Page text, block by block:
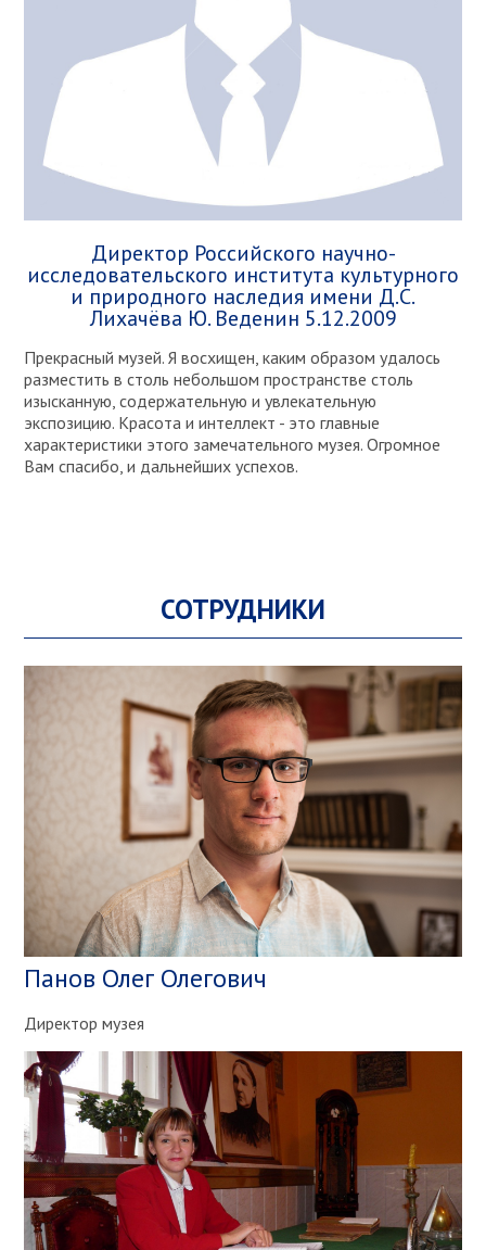
Директор Российского научно-
исследовательского института культурного
и природного наследия имени Д.С.
Лихачёва Ю. Веденин 5.12.2009
Прекрасный музей. Я восхищен, каким образом удалось
разместить в столь небольшом пространстве столь
изысканную, содержательную и увлекательную
экспозицию. Красота и интеллект - это главные
характеристики этого замечательного музея. Огромное
Вам спасибо, и дальнейших успехов.
СОТРУДНИКИ
Панов Олег Олегович
Директор музея